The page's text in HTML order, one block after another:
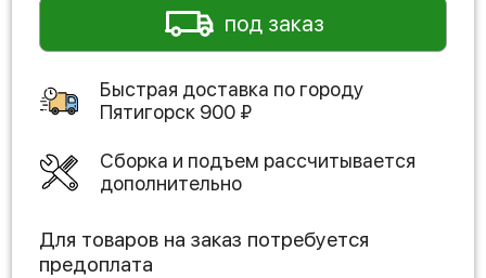
под заказ
Быстрая доставка по городу
Пятигорск 900 ₽
Сборка и подъем рассчитывается
дополнительно
Для товаров на заказ потребуется
предоплата